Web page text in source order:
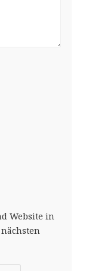
Website in